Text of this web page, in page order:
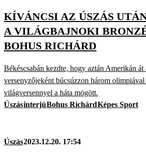
KÍVÁNCSI AZ ÚSZÁS
A VILÁGBAJNOKI
BOHUS RICHÁRD
Békéscsabán kezdte, hogy aztán Amerikán
versenyzőjeként búcsúzzon három
világversennyel a háta mögött.
ÚszásinterjúBohus RichárdKépes Sport
Úszás2023.12.20. 17:54